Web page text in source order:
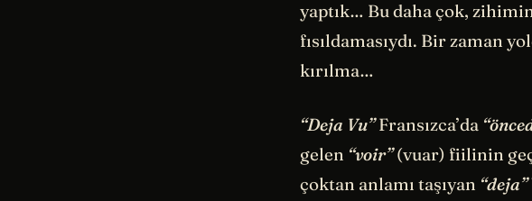
yaptık… Bu daha çok,
fısıldamasıydı. Bir zaman
kırılma…
“Deja Vu”Fransızca’da
gelen “voir”(vuar) fiilinin
çoktan anlamı taşıyan “deja”